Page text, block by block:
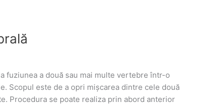
fuziunea a două sau mai multe vertebre într-o
Scopul este de a opri mișcarea dintre cele două
Procedura se poate realiza prin abord anterior